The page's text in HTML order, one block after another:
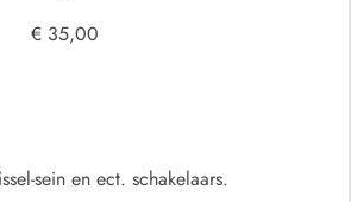
€ 35,00
sein en ect. schakelaars.